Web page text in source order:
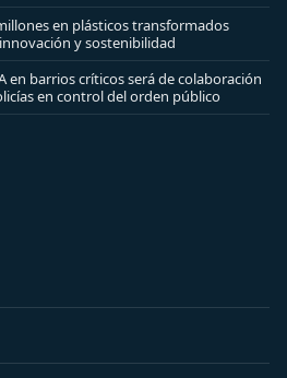
en plásticos transformados
y sostenibilidad
en barrios críticos será de colaboración
en control del orden público